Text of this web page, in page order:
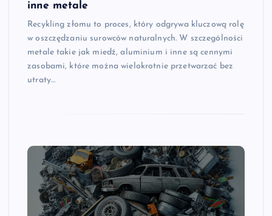
inne metale
Recykling złomu to proces, który odgrywa kluczową rolę
w oszczędzaniu surowców naturalnych. W szczególności
metale takie jak miedź, aluminium i inne są cennymi
zasobami, które można wielokrotnie przetwarzać bez
utraty…